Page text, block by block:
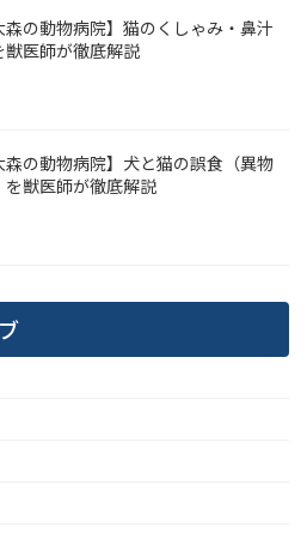
森の動物病院】猫のくしゃみ・鼻汁
獣医師が徹底解説
森の動物病院】犬と猫の誤食（異物
獣医師が徹底解説